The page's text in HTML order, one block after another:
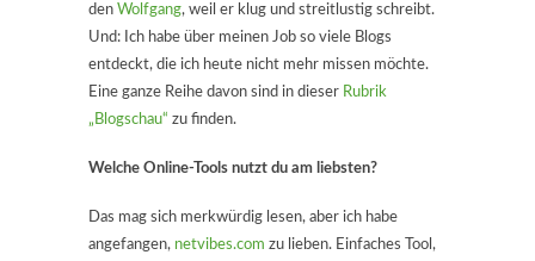
den Wolfgang, weil er klug und streitlustig schreibt.
Und: Ich habe über meinen Job so viele Blogs
entdeckt, die ich heute nicht mehr missen möchte.
Eine ganze Reihe davon sind in dieser Rubrik
„Blogschau“ zu finden.
Welche Online-Tools nutzt du am liebsten?
Das mag sich merkwürdig lesen, aber ich habe
angefangen, netvibes.com zu lieben. Einfaches Tool,